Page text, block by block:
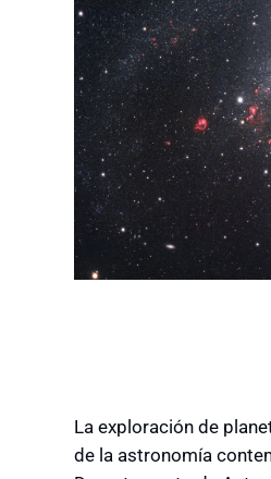
La exploración de
de la astronomía